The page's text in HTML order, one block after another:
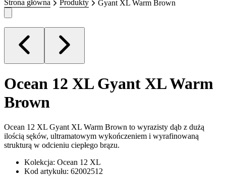
Strona główna Produkty Gyant XL Warm Brown
Ocean 12 XL Gyant XL Warm
Brown
Ocean 12 XL Gyant XL Warm Brown to wyrazisty dąb z dużą
ilością sęków, ultramatowym wykończeniem i wyrafinowaną
strukturą w odcieniu ciepłego brązu.
Kolekcja: Ocean 12 XL
Kod artykułu: 62002512